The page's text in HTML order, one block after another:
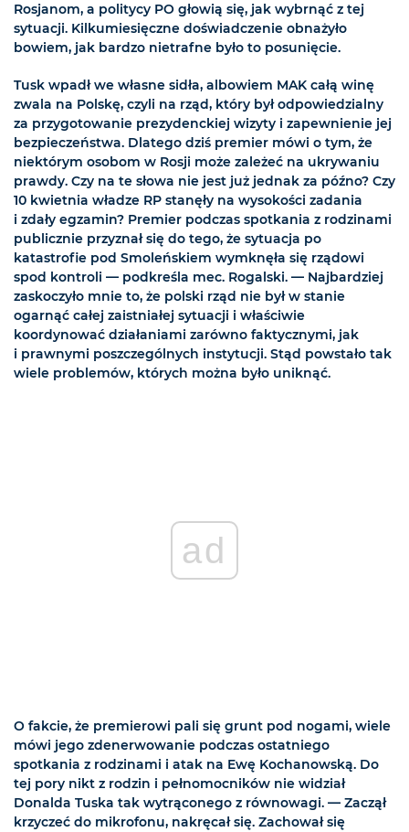
Rosjanom, a politycy PO głowią się, jak wybrnąć z tej
sytuacji. Kilkumiesięczne doświadczenie obnażyło
bowiem, jak bardzo nietrafne było to posunięcie.
Tusk wpadł we własne sidła, albowiem MAK całą winę
zwala na Polskę, czyli na rząd, który był odpowiedzialny
za przygotowanie prezydenckiej wizyty i zapewnienie jej
bezpieczeństwa. Dlatego dziś premier mówi o tym, że
niektórym osobom w Rosji może zależeć na ukrywaniu
prawdy. Czy na te słowa nie jest już jednak za późno? Czy
10 kwietnia władze RP stanęły na wysokości zadania
i zdały egzamin? Premier podczas spotkania z rodzinami
publicznie przyznał się do tego, że sytuacja po
katastrofie pod Smoleńskiem wymknęła się rządowi
spod kontroli — podkreśla mec. Rogalski. — Najbardziej
zaskoczyło mnie to, że polski rząd nie był w stanie
ogarnąć całej zaistniałej sytuacji i właściwie
koordynować działaniami zarówno faktycznymi, jak
i prawnymi poszczególnych instytucji. Stąd powstało tak
wiele problemów, których można było uniknąć.
ad
O fakcie, że premierowi pali się grunt pod nogami, wiele
mówi jego zdenerwowanie podczas ostatniego
spotkania z rodzinami i atak na Ewę Kochanowską. Do
tej pory nikt z rodzin i pełnomocników nie widział
Donalda Tuska tak wytrąconego z równowagi. — Zaczął
krzyczeć do mikrofonu, nakręcał się. Zachował się